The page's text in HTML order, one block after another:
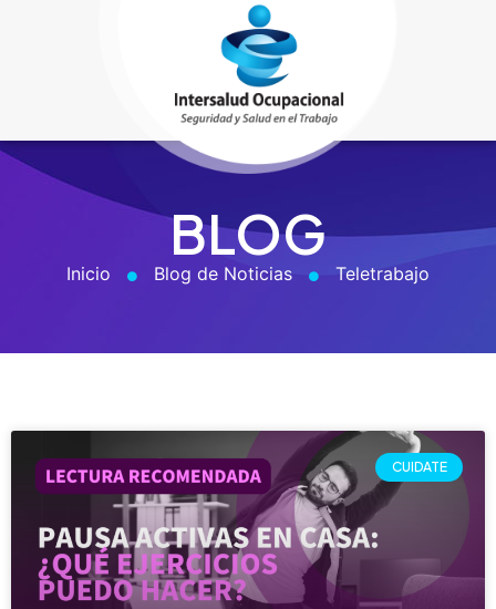
BLOG
Inicio Blog de Noticias Teletrabajo
CUIDATE